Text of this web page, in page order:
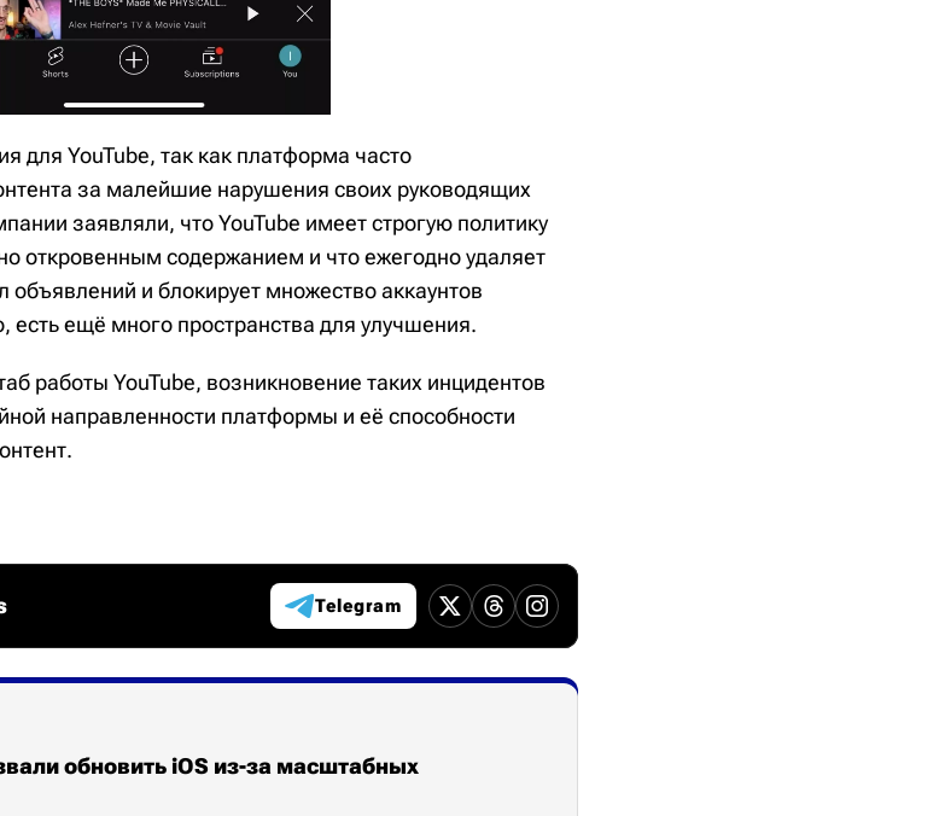
для YouTube, так как платформа часто
за малейшие нарушения своих руководящих
заявляли, что YouTube имеет строгую политику
откровенным содержанием и что ежегодно удаляет
и блокирует множество аккаунтов
есть ещё много пространства для улучшения.
работы YouTube, возникновение таких инцидентов
направленности платформы и её способности
Telegram
обновить iOS из-за масштабных